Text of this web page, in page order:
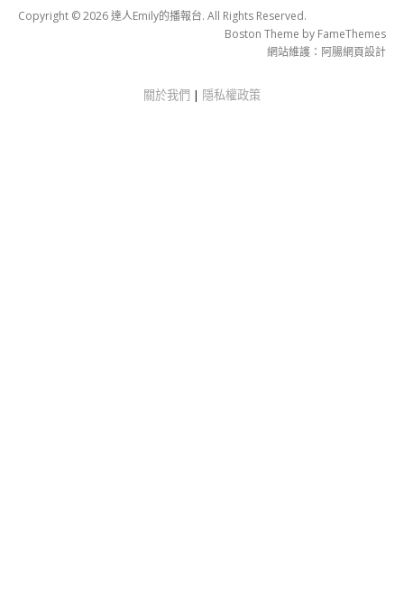
Copyright © 2026 達人Emily的播報台. All Rights Reserved.
Boston Theme by FameThemes
網站維護： 阿腸網頁設計
關於我們 | 隱私權政策